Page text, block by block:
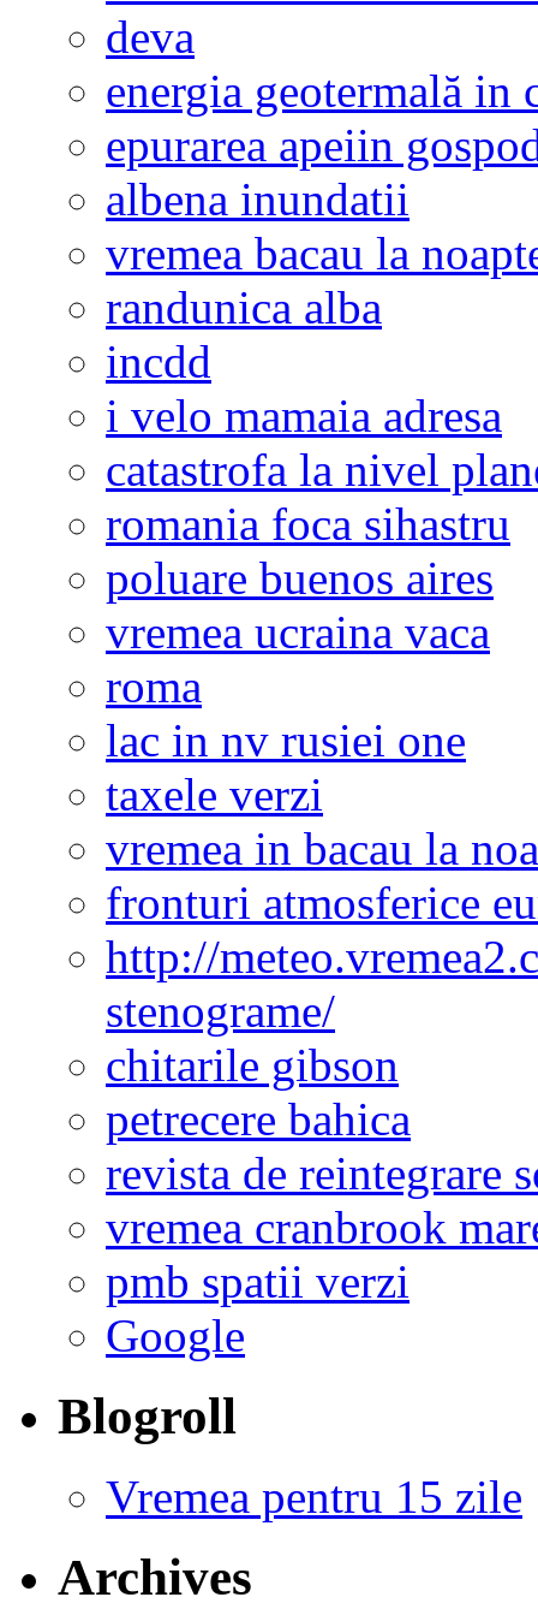
deva
energia geotermală in
epurarea apeiin
albena inundatii
vremea bacau la
randunica alba
incdd
i velo mamaia adresa
catastrofa la nivel
romania foca sihastru
poluare buenos aires
vremea ucraina vaca
roma
lac in nv rusiei one
taxele verzi
vremea in bacau la
fronturi atmosferice
http://
stenograme/
chitarile gibson
petrecere bahica
revista de reintegrare
vremea cranbrook
pmb spatii verzi
Google
Blogroll
Vremea pentru 15 zile
Archives